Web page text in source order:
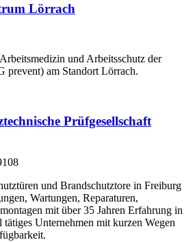
Lörrach
und Arbeitsschutz der
prevent) am Standort Lörrach.
Prüfgesellschaft
und Brandschutztore in Freiburg
Wartungen, Reparaturen,
mit über 35 Jahren Erfahrung in
Unternehmen mit kurzen Wegen